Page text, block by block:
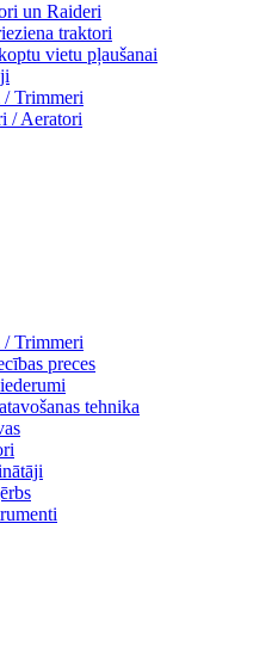
un Raideri
traktori
vietu pļaušanai
Trimmeri
/ Aeratori
Trimmeri
preces
tehnika